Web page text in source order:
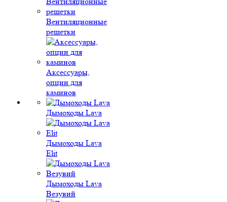
Вентиляционные
решетки
Аксессуары,
опции для
каминов
Дымоходы Lava
Дымоходы Lava
Elit
Дымоходы Lava
Везувий